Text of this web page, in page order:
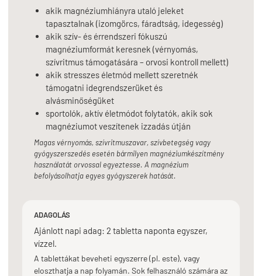
akik magnéziumhiányra utaló jeleket
tapasztalnak (izomgörcs, fáradtság, idegesség)
akik szív- és érrendszeri fókuszú
magnéziumformát keresnek (vérnyomás,
szívritmus támogatására – orvosi kontroll mellett)
akik stresszes életmód mellett szeretnék
támogatni idegrendszerüket és
alvásminőségüket
sportolók, aktív életmódot folytatók, akik sok
magnéziumot veszítenek izzadás útján
Magas vérnyomás, szívritmuszavar, szívbetegség vagy
gyógyszerszedés esetén bármilyen magnéziumkészítmény
használatát orvossal egyeztesse. A magnézium
befolyásolhatja egyes gyógyszerek hatását.
ADAGOLÁS
Ajánlott napi adag: 2 tabletta naponta egyszer,
vízzel.
A tablettákat beveheti egyszerre (pl. este), vagy
eloszthatja a nap folyamán. Sok felhasználó számára az